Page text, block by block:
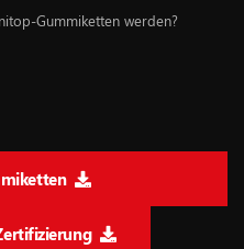
Gummiketten werden?